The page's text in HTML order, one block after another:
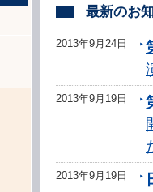
最新のお
2013年9月24日
2013年9月19日
2013年9月19日